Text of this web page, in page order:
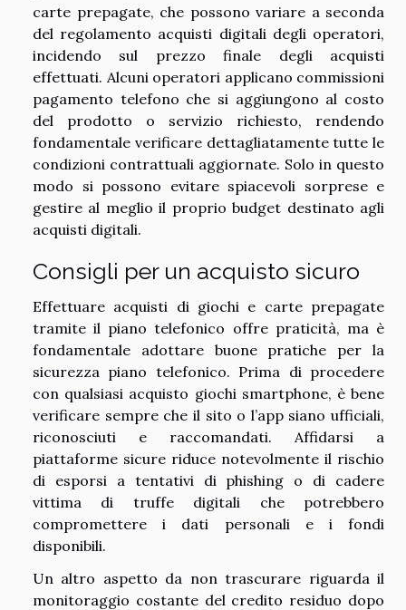
carte prepagate, che possono variare a seconda
del regolamento acquisti digitali degli operatori,
incidendo sul prezzo finale degli acquisti
effettuati. Alcuni operatori applicano commissioni
pagamento telefono che si aggiungono al costo
del prodotto o servizio richiesto, rendendo
fondamentale verificare dettagliatamente tutte le
condizioni contrattuali aggiornate. Solo in questo
modo si possono evitare spiacevoli sorprese e
gestire al meglio il proprio budget destinato agli
acquisti digitali.
Consigli per un acquisto sicuro
Effettuare acquisti di giochi e carte prepagate
tramite il piano telefonico offre praticità, ma è
fondamentale adottare buone pratiche per la
sicurezza piano telefonico. Prima di procedere
con qualsiasi acquisto giochi smartphone, è bene
verificare sempre che il sito o l’app siano ufficiali,
riconosciuti e raccomandati. Affidarsi a
piattaforme sicure riduce notevolmente il rischio
di esporsi a tentativi di phishing o di cadere
vittima di truffe digitali che potrebbero
compromettere i dati personali e i fondi
disponibili.
Un altro aspetto da non trascurare riguarda il
monitoraggio costante del credito residuo dopo